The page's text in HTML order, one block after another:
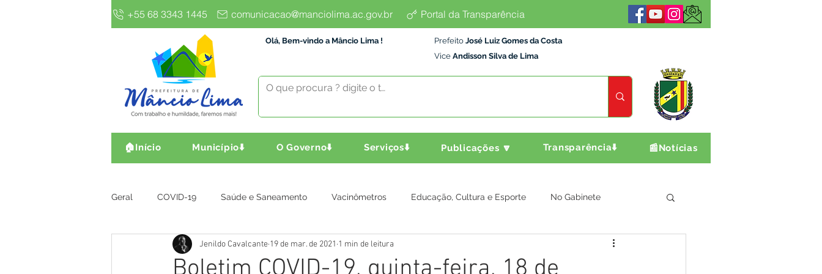
+55 68 3343 1445 comunicacao@manciolima.ac.gov.br Portal da Transparência
Olá, Bem-vindo a Mâncio Lima ! Prefeito José Luiz Gomes da Costa
Vice Andisson Silva de Lima
🏠Início Município⬇️ O Governo⬇️ Serviços⬇️ Publicações 🔽 Transparência⬇️ 📰Notícias
Geral COVID-19 Saúde e Saneamento Vacinômetros Educação, Cultura e Esporte No Gabinete
Gestão e Finanças Infra, Obra e Transporte Assistência Social Agricultura e Produção
Jenildo Cavalcante 19 de mar. de 2021 1 min de leitura